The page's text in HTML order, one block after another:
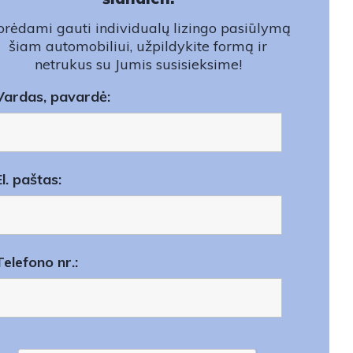
gauti individualų lizingo pasiūlymą
šiam automobiliui, užpildykite formą ir
netrukus su Jumis susisieksime!
pavardė:
paštas:
nr.: